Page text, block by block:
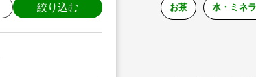
絞り込む お茶 水・ミネ